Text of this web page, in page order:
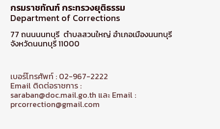
กรมราชทัณฑ์ กระทรวงยุติธรรม
Department of Corrections
77 ถนนนนทบุรี ตำบลสวนใหญ่ อำเภอเมืองนนทบุรี
จังหวัดนนทบุรี 11000
เบอร์โทรศัพท์ : 02-967-2222
Email ติดต่อราชการ :
saraban@doc.mail.go.th และ Email :
prcorrection@gmail.com